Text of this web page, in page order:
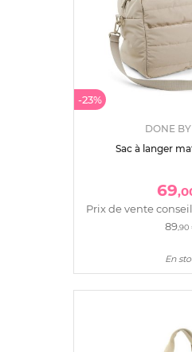
-23%
DONE
Sac à langer
69
Prix de vente
89,90
En